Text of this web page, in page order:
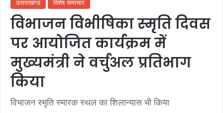
उत्तराखण्ड विशेष समाचार
विभाजन विभीषिका स्मृति दिवस
पर आयोजित कार्यक्रम में
मुख्यमंत्री ने वर्चुअल प्रतिभाग
किया
विभाजन स्मृति स्मारक स्थल का शिलान्यास भी किया